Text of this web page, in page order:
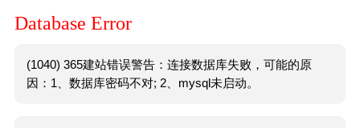
Database Error
(1040) 365建站错误警告：连接数据库失败，可能的原
因：1、数据库密码不对; 2、mysql未启动。